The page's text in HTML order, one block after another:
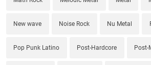
New wave Noise Rock Nu Metal
Pop Punk Latino Post-Hardcore Post-